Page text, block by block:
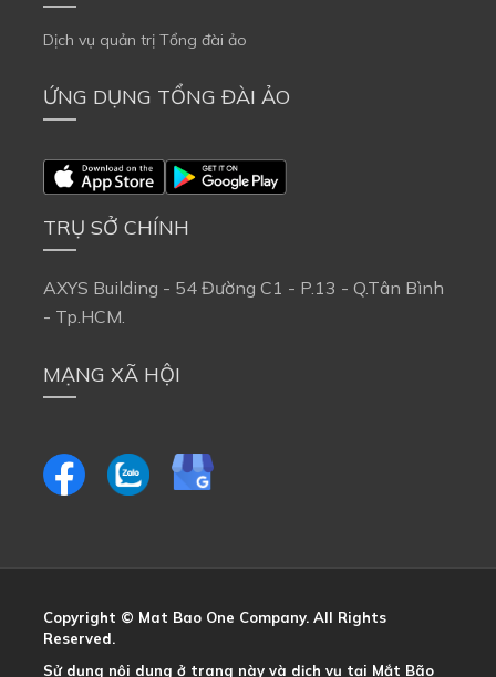
Dịch vụ quản trị Tổng đài ảo
ỨNG DỤNG TỔNG ĐÀI ẢO
TRỤ SỞ CHÍNH
AXYS Building - 54 Đường C1 - P.13 - Q.Tân Bình
- Tp.HCM.
MẠNG XÃ HỘI
Copyright © Mat Bao One Company. All Rights
Reserved.
Sử dụng nội dung ở trang này và dịch vụ tại Mắt Bão